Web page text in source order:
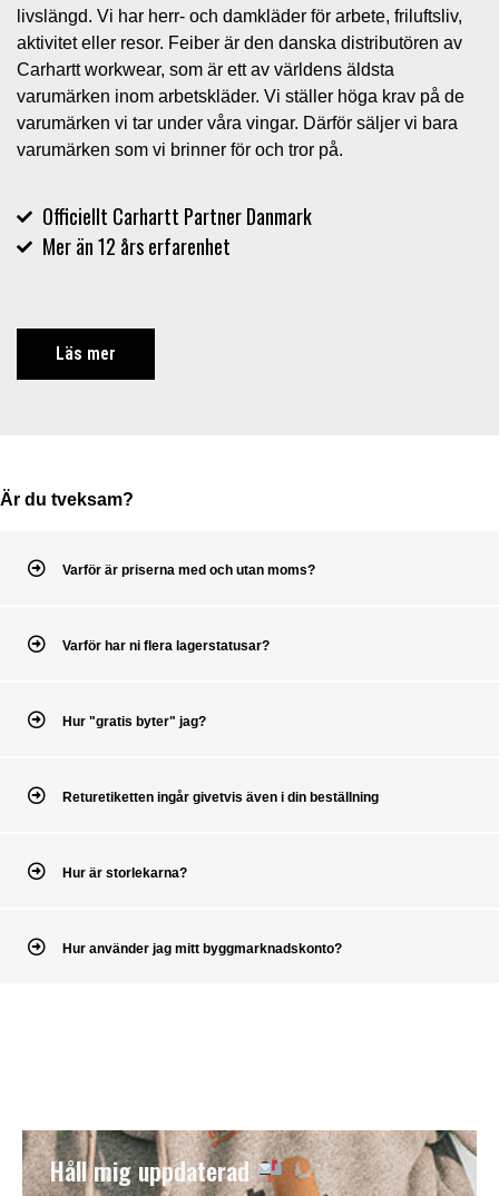
livslängd. Vi har herr- och damkläder för arbete, friluftsliv,
aktivitet eller resor. Feiber är den danska distributören av
Carhartt workwear, som är ett av världens äldsta
varumärken inom arbetskläder. Vi ställer höga krav på de
varumärken vi tar under våra vingar. Därför säljer vi bara
varumärken som vi brinner för och tror på.
Officiellt Carhartt Partner Danmark
Mer än 12 års erfarenhet
Läs mer
Är du tveksam?
Varför är priserna med och utan moms?
Varför har ni flera lagerstatusar?
Hur "gratis byter" jag?
Returetiketten ingår givetvis även i din beställning
Hur är storlekarna?
Hur använder jag mitt byggmarknadskonto?
Håll mig uppdaterad